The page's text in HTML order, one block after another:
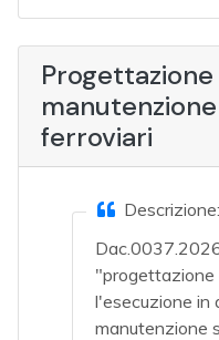
ferroviari
Descrizione:
"progettazione
l'esecuzione in
manutenzione